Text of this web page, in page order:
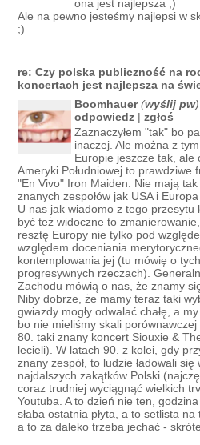
ona jest najlepsza ;)
Ale na pewno jesteśmy najlepsi w
;)
re: Czy polska publiczność na
koncertach jest najlepsza na
Boomhauer (wyślij pw)
odpowiedz| zgłoś
Zaznaczyłem "tak" bo
inaczej. Ale można z
Europie jeszcze tak, ale
Ameryki Południowej to prawdziwe
"En Vivo" Iron Maiden. Nie mają
znanych zespołów jak USA i
U nas jak wiadomo z tego przesytu
być też widoczne to
resztę Europy nie tylko pod
względem doceniania
kontemplowania jej (tu mówię o
progresywnych rzeczach).
Zachodu mówią o nas, że znamy
Niby dobrze, że mamy teraz taki
gwiazdy mogły odwalać chałę, a
bo nie mieliśmy skali
80. taki znany koncert Siouxie &
lecieli). W latach 90. z kolei, gdy
znany zespół, to ludzie ładowali
najdalszych zakątków Polski
coraz trudniej wyciągnąć wielkich
Youtuba. A to dzień nie ten,
słaba ostatnia płyta, a to setlista
a to za daleko trzeba jechać -